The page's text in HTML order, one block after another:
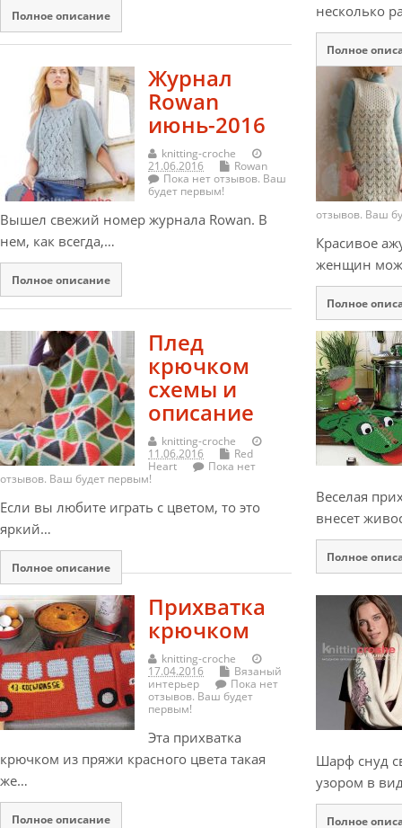
Полное описание
несколько
Полное
Журнал
Rowan
июнь-2016
knitting-croche
21.06.2016
Rowan
Пока нет отзывов. Ваш
будет первым!
Вышел свежий номер журнала Rowan. В
нем, как всегда,…
Полное описание
отзывов. Ваш
Красивое
женщин
Полное
Плед
крючком
схемы и
описание
knitting-croche
11.06.2016
Red
Heart
Пока нет
отзывов. Ваш будет первым!
Если вы любите играть с цветом, то это
яркий…
Полное описание
Веселая
внесет
Полное
Прихватка
крючком
knitting-croche
17.04.2016
Вязаный
интерьер
Пока нет
отзывов. Ваш будет
первым!
Эта прихватка
крючком из пряжи красного цвета такая
же…
Полное описание
Шарф снуд
узором в
Полное